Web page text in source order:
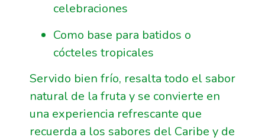
celebraciones
Como base para batidos o
cócteles tropicales
Servido bien frío, resalta todo el sabor
natural de la fruta y se convierte en
una experiencia refrescante que
recuerda a los sabores del Caribe y de